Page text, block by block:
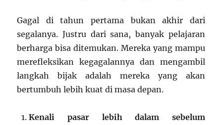
Gagal di tahun pertama bukan akhir dari
segalanya. Justru dari sana, banyak pelajaran
berharga bisa ditemukan. Mereka yang mampu
merefleksikan kegagalannya dan mengambil
langkah bijak adalah mereka yang akan
bertumbuh lebih kuat di masa depan.
Kenali pasar lebih dalam sebelum